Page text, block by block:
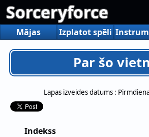
Sorceryforce
Mājas Izplatot spēli
Par šo
Lapas izveides datums :
Indekss